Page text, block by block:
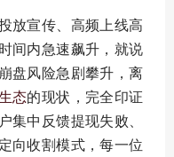
放宣传、高频上线高
间内急速飙升，就说
盘风险急剧攀升，离
态的现状，完全印证
集中反馈提现失败、
向收割模式，每一位